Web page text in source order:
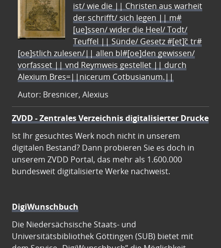
ist/ wie die || Christen aus warheit
der schrifft/ sich legen || m#
[ue]ssen/ wider die Heel/ Todt/
Teuffel || Sünde/ Gesetz #[et]c̃ tr#
[oe]stlich zulesen/|| allen bl#[oe]den gewissen/
vorfasset || vnd Reymweis gestellet || durch
Alexium Bres=||nicerum Cotbusianum.||
Autor: Bresnicer, Alexius
ZVDD - Zentrales Verzeichnis digitalisierter Drucke
Ist Ihr gesuchtes Werk noch nicht in unserem
digitalen Bestand? Dann probieren Sie es doch in
unserem ZVDD Portal, das mehr als 1.600.000
bundesweit digitalisierte Werke nachweist.
DigiWunschbuch
Die Niedersächsische Staats- und
Universitätsbibliothek Göttingen (SUB) bietet mit